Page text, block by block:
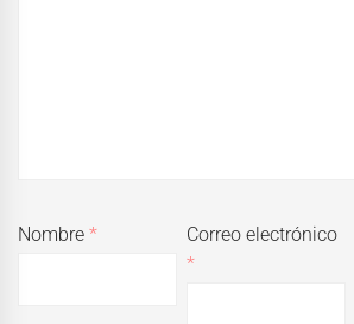
Nombre*
Correo electrónico
*